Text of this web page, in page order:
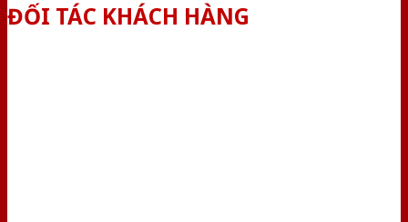
ĐỐI TÁC KHÁCH HÀNG